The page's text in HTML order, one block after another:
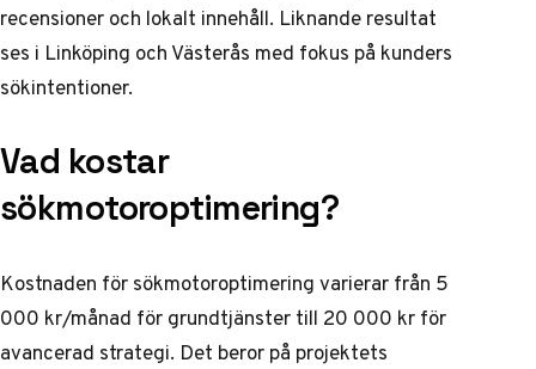
recensioner och lokalt innehåll. Liknande resultat
ses i Linköping och Västerås med fokus på kunders
sökintentioner.
Vad kostar
sökmotoroptimering?
Kostnaden för sökmotoroptimering varierar från 5
000 kr/månad för grundtjänster till 20 000 kr för
avancerad strategi. Det beror på projektets